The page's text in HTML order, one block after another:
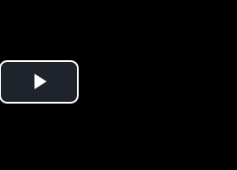
Play Video